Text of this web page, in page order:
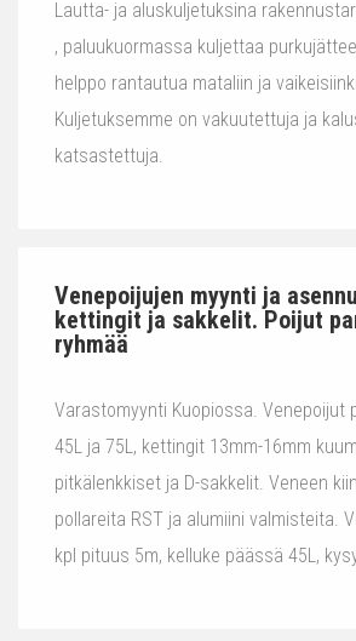
Lautta- ja aluskuljetuksina
, paluukuormassa kuljettaa
helppo rantautua mataliin ja
Kuljetuksemme on vakuutettuja ja
katsastettuja.
Venepoijujen myynti ja
kettingit ja sakkelit. Poijut
ryhmää
Varastomyynti Kuopiossa. Venepoijut
45L ja 75L, kettingit 13mm-16mm
pitkälenkkiset ja D-sakkelit. Veneen
pollareita RST ja alumiini valmisteita.
kpl pituus 5m, kelluke päässä 45L,